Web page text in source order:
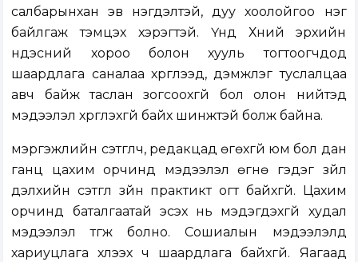
салбарынхан эв нэгдэлтэй, дуу хоолойгоо нэг
байлгаж тэмцэх хэрэгтэй. Үүнд Хүний эрхийн
үндэсний хороо болон хууль тогтоогчдод
шаардлага саналаа хүргүүлээд, дэмжлэг туслалцаа
авч байж таслан зогсоохгүй бол олон нийтэд
мэдээлэл хүргүүлэхгүй байх шинжтэй болж байна.
мэргэжлийн сэтгүүлч, редакцад өгөхгүй юм бол дан
ганц цахим орчинд мэдээлэл өгнө гэдэг зүйл
дэлхийн сэтгүүл зүйн практикт огт байхгүй. Цахим
орчинд баталгаатай эсэх нь мэдэгдэхгүй худал
мэдээлэл түгж болно. Сошиалын мэдээлэлд
хариуцлага хүлээх ч шаардлага байхгүй. Яагаад